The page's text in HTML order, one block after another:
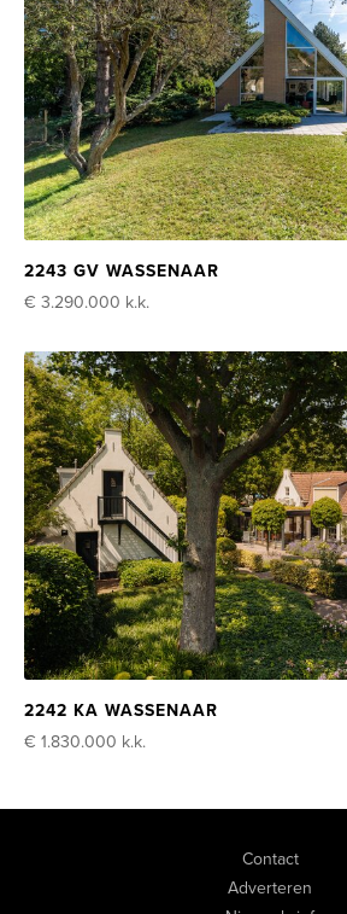
2243 GV WASSENAAR
€ 3.290.000 k.k.
2242 KA WASSENAAR
€ 1.830.000 k.k.
Contact
Adverteren